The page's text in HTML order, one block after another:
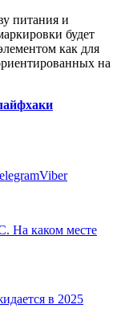
питания и
будет
как для
на
Viber
На каком месте
в 2025